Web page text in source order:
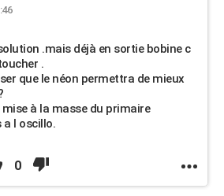
.mais déjà en sortie bobine c
.
que le néon permettra de mieux
à la masse du primaire
a l oscillo.
0